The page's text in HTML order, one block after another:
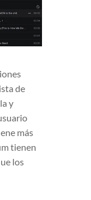
de
y
más
tienen
los